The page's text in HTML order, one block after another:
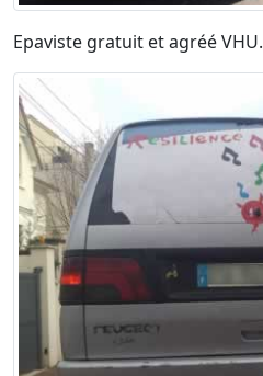
Epaviste gratuit et agréé VHU.